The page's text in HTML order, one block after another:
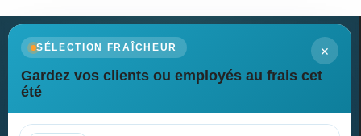
×
SÉLECTION FRAÎCHEUR
Gardez vos clients ou employés au frais cet
été
Newsletter
Recevez nos dernières nouvelles et nos offres spéciales